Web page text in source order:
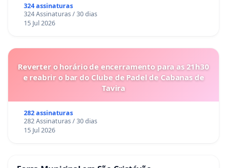
324 assinaturas
324 Assinaturas / 30 dias
15 Jul 2026
Reverter o horário de encerramento para as 21h30
e reabrir o bar do Clube de Padel de Cabanas de
Tavira
282 assinaturas
282 Assinaturas / 30 dias
15 Jul 2026